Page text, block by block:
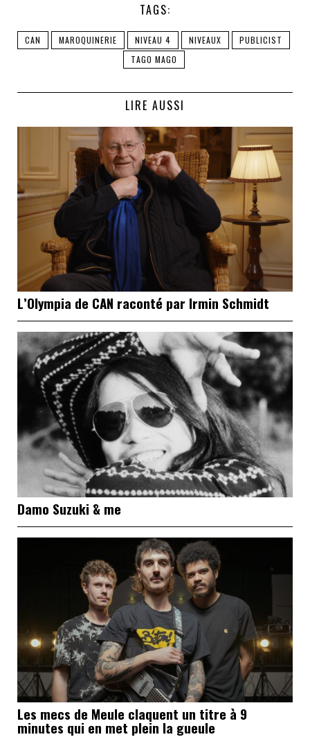
TAGS:
CAN MAROQUINERIE NIVEAU 4 NIVEAUX
PUBLICIST
TAGO MAGO
LIRE AUSSI
L’Olympia de CAN raconté par Irmin Schmidt
Damo Suzuki & me
Les mecs de Meule claquent un titre à 9
minutes qui en met plein la gueule